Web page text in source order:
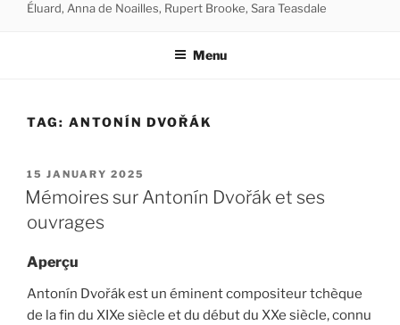
Éluard, Anna de Noailles, Rupert Brooke, Sara Teasdale
Menu
TAG: ANTONÍN DVOŘÁK
POSTED
ON
15 JANUARY 2025
Mémoires sur Antonín Dvořák et ses
ouvrages
Aperçu
Antonín Dvořák est un éminent compositeur tchèque
de la fin du XIXe siècle et du début du XXe siècle, connu